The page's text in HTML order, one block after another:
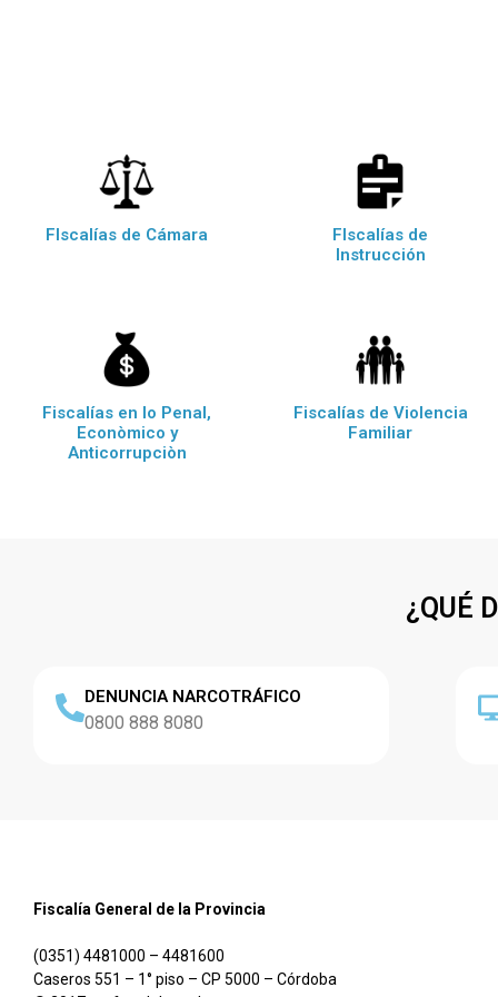
FIscalías de Cámara
FIscalías de
Instrucción
Fiscalías en lo Penal,
Econòmico y
Anticorrupciòn
Fiscalías de Violencia
Familiar
¿QUÉ
DENUNCIA NARCOTRÁFICO
0800 888 8080
Fiscalía General de la Provincia
(0351) 4481000 – 4481600
Caseros 551 – 1° piso – CP 5000 – Córdoba